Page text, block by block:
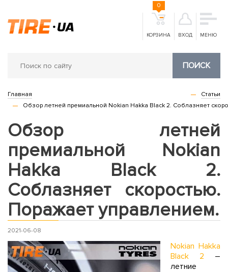
КОРЗИНА
0
ВХОД МЕНЮ
ПОИСК
Главная
Статьи
Обзор летней премиальной Nokian Hakka Black 2. Соблазняет
Обзор летней
премиальной Nokian
Hakka Black 2.
Соблазняет скоростью.
Поражает управлением.
2021-06-08
Nokian Hakka
Black 2 –
летние